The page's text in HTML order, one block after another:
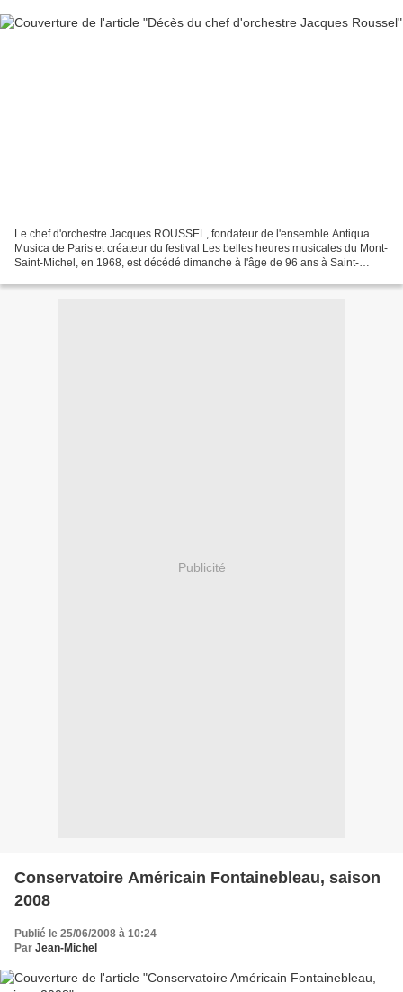
Le chef d'orchestre Jacques ROUSSEL, fondateur de l'ensemble Antiqua
Musica de Paris et créateur du festival Les belles heures musicales du Mont-
Saint-Michel, en 1968, est décédé dimanche à l'âge de 96 ans à Saint-
Publicité
Conservatoire Américain Fontainebleau, saison
2008
Publié le 25/06/2008 à 10:24
Par Jean-Michel